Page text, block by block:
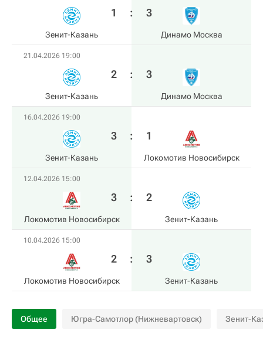
Зенит-Казань
1 : 3
Динамо Москва
21.04.2026 19:00
Зенит-Казань
2 : 3
Динамо Москва
16.04.2026 19:00
Зенит-Казань
3 : 1
Локомотив Новосибирск
12.04.2026 15:00
Локомотив Новосибирск
3 : 2
Зенит-Казань
10.04.2026 15:00
Локомотив Новосибирск
2 : 3
Зенит-Казань
Общее Югра-Самотлор (Нижневартовск) Зенит-